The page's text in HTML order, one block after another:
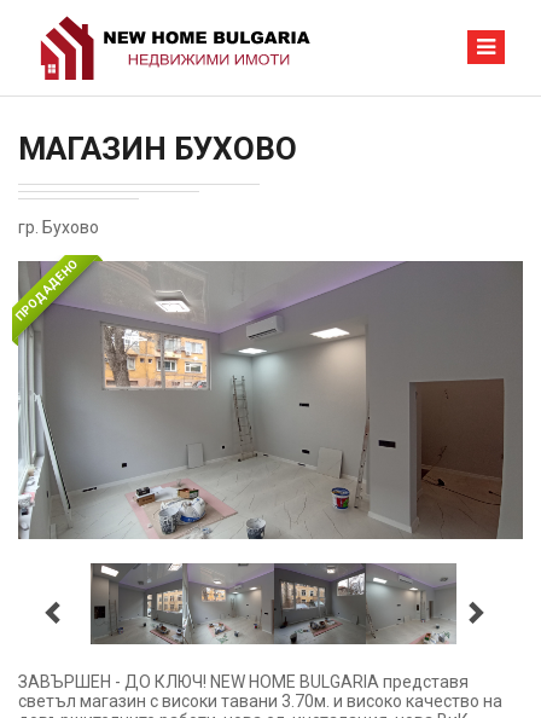
МАГАЗИН БУХОВО
гр. Бухово
ПРОДАДЕНО
ЗАВЪРШЕН - ДО КЛЮЧ! NEW HOME BULGARIA представя
светъл магазин с високи тавани 3.70м. и високо качество на